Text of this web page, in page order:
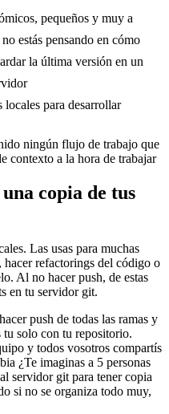
pequeños y muy a
estás pensando en cómo
la última versión en un
locales para desarrollar
ningún flujo de trabajo que
contexto a la hora de trabajar
copia de tus
Las usas para muchas
hacer refactorings del código o
Al no hacer push, de estas
en tu servidor git.
push de todas las ramas y
tu solo con tu repositorio.
y todos vosotros compartís
¿Te imaginas a 5 personas
servidor git para tener copia
si no se organiza todo muy,